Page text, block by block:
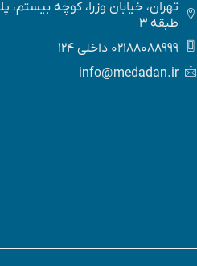
طبقه 3
02188088999 داخلی 124
info@medadan.ir